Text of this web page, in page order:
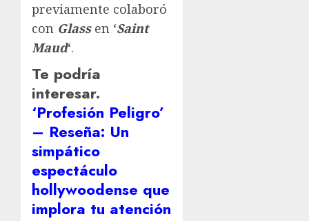
previamente colaboró
con Glassen ‘Saint
Maud‘.
Te podría
interesar.
‘Profesión Peligro’
– Reseña: Un
simpático
espectáculo
hollywoodense que
implora tu atención